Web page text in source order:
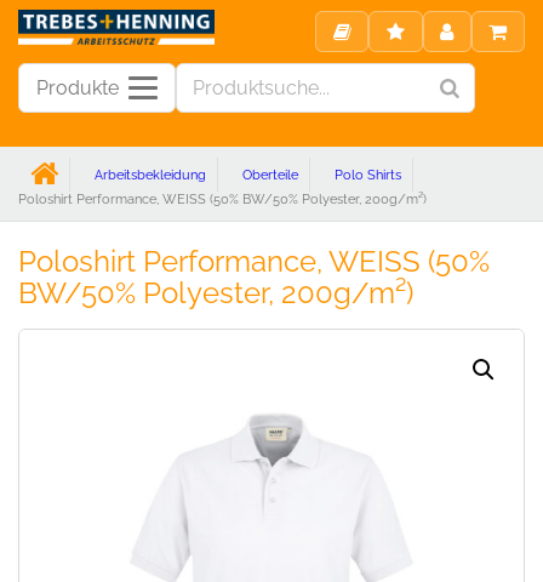
Produkte
Arbeitsbekleidung Oberteile
Polo Shirts
Poloshirt Performance, WEISS (50% BW/50% Polyester, 200g/m²)
Poloshirt Performance, WEISS (50%
BW/50% Polyester, 200g/m²)